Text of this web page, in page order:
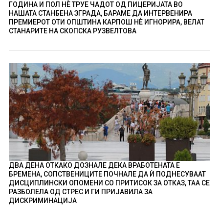
ГОДИНА И ПОЛ НÈ ТРУЕ ЧАДОТ ОД ПИЦЕРИЈАТА ВО
НАШАТА СТАНБЕНА ЗГРАДА, БАРАМЕ ДА ИНТЕРВЕНИРА
ПРЕМИЕРОТ ОТИ ОПШТИНА КАРПОШ НÈ ИГНОРИРА, ВЕЛАТ
СТАНАРИТЕ НА СКОПСКА РУЗВЕЛТОВА
ДВА ДЕНА ОТКАКО ДОЗНАЛЕ ДЕКА ВРАБОТЕНАТА Е
БРЕМЕНА, СОПСТВЕНИЦИТЕ ПОЧНАЛЕ ДА Ѝ ПОДНЕСУВААТ
ДИСЦИПЛИНСКИ ОПОМЕНИ СО ПРИТИСОК ЗА ОТКАЗ, ТАА СЕ
РАЗБОЛЕЛА ОД СТРЕС И ГИ ПРИЈАВИЛА ЗА
ДИСКРИМИНАЦИЈА